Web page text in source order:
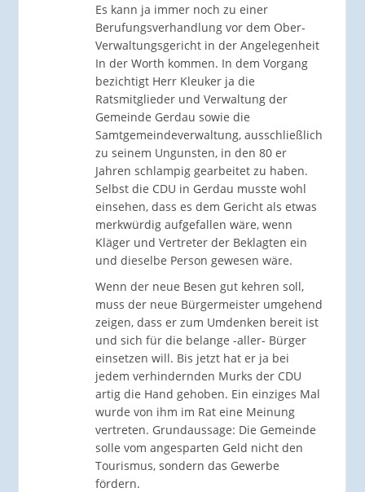
Es kann ja immer noch zu einer
Berufungsverhandlung vor dem Ober-
Verwaltungsgericht in der Angelegenheit
In der Worth kommen. In dem Vorgang
bezichtigt Herr Kleuker ja die
Ratsmitglieder und Verwaltung der
Gemeinde Gerdau sowie die
Samtgemeindeverwaltung, ausschließlich
zu seinem Ungunsten, in den 80 er
Jahren schlampig gearbeitet zu haben.
Selbst die CDU in Gerdau musste wohl
einsehen, dass es dem Gericht als etwas
merkwürdig aufgefallen wäre, wenn
Kläger und Vertreter der Beklagten ein
und dieselbe Person gewesen wäre.
Wenn der neue Besen gut kehren soll,
muss der neue Bürgermeister umgehend
zeigen, dass er zum Umdenken bereit ist
und sich für die belange -aller- Bürger
einsetzen will. Bis jetzt hat er ja bei
jedem verhindernden Murks der CDU
artig die Hand gehoben. Ein einziges Mal
wurde von ihm im Rat eine Meinung
vertreten. Grundaussage: Die Gemeinde
solle vom angesparten Geld nicht den
Tourismus, sondern das Gewerbe
fördern.